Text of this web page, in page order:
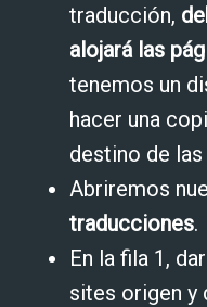
traducción,
alojará las
tenemos un
hacer una
destino de
Abriremos
traducciones.
En la fila 1,
sites origen y